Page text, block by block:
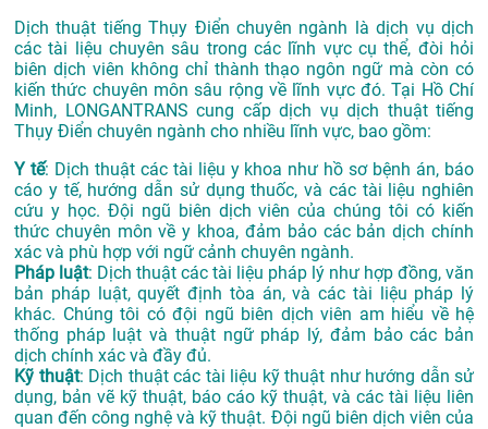
Dịch thuật tiếng Thụy Điển chuyên ngành là dịch vụ dịch
các tài liệu chuyên sâu trong các lĩnh vực cụ thể, đòi hỏi
biên dịch viên không chỉ thành thạo ngôn ngữ mà còn có
kiến thức chuyên môn sâu rộng về lĩnh vực đó. Tại Hồ Chí
Minh, LONGANTRANS cung cấp dịch vụ dịch thuật tiếng
Thụy Điển chuyên ngành cho nhiều lĩnh vực, bao gồm:
Y tế: Dịch thuật các tài liệu y khoa như hồ sơ bệnh án, báo
cáo y tế, hướng dẫn sử dụng thuốc, và các tài liệu nghiên
cứu y học. Đội ngũ biên dịch viên của chúng tôi có kiến
thức chuyên môn về y khoa, đảm bảo các bản dịch chính
xác và phù hợp với ngữ cảnh chuyên ngành.
Pháp luật: Dịch thuật các tài liệu pháp lý như hợp đồng, văn
bản pháp luật, quyết định tòa án, và các tài liệu pháp lý
khác. Chúng tôi có đội ngũ biên dịch viên am hiểu về hệ
thống pháp luật và thuật ngữ pháp lý, đảm bảo các bản
dịch chính xác và đầy đủ.
Kỹ thuật: Dịch thuật các tài liệu kỹ thuật như hướng dẫn sử
dụng, bản vẽ kỹ thuật, báo cáo kỹ thuật, và các tài liệu liên
quan đến công nghệ và kỹ thuật. Đội ngũ biên dịch viên của